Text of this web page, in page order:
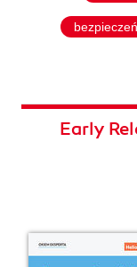
Early